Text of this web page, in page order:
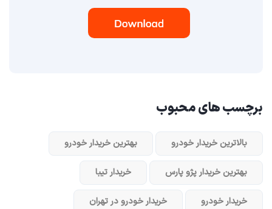
برچسب های محبوب
بالاترین خریدار خودرو بهترین خریدار خودرو
بهترین خریدار پژو پارس خریدار تیبا
خریدار خودرو خریدار خودرو در تهران